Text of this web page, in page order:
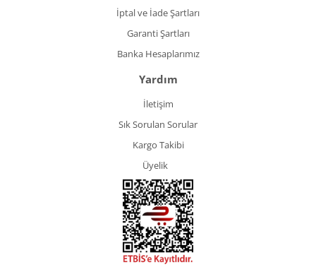
İptal ve İade Şartları
Garanti Şartları
Banka Hesaplarımız
Yardım
İletişim
Sık Sorulan Sorular
Kargo Takibi
Üyelik